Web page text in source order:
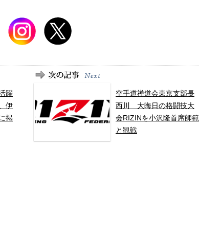
躍
伊
掲
空手道禅道会東京支部長
西川 大晦日の格闘技大
会RIZINを小沢隆首席師範
と観戦